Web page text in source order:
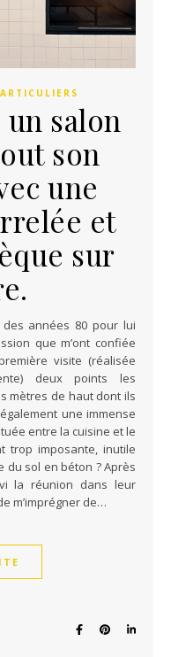
salon
son
une
et
sur
que m’ont confiée
visite (réalisée
deux points les
mètres de haut dont ils
une immense
entre la cuisine et le
trop imposante, inutile
sol en béton ? Après
la réunion dans leur
m’imprégner de…